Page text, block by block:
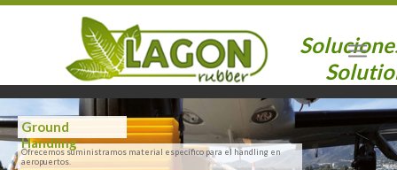
Ofrecemos suministramos material específico para el handling en
aeropuertos.
Ground
Handling